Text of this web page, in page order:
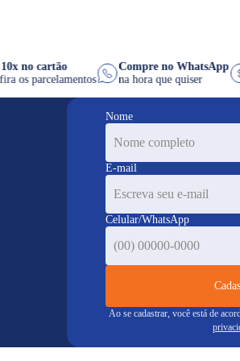
Até 10x no cartão
Confira os parcelamentos
Compre no
na hora que quiser
Nome
E-mail
Celular/WhatsApp
Ao se cadastrar, você está de